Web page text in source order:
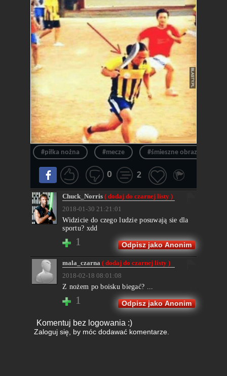
#piłka nożna #mecze #śmieszne obrazki
0 2
Chuck_Norris( dodaj do czarnej listy )
2018-01-30 21:21:01
Widzicie do czego ludzie posuwają sie dla
sportu? xdd
1 Odpisz jako Anonim
mala_czarna( dodaj do czarnej listy )
2018-02-18 08:01:08
Z nożem po boisku biegać? ...
1 Odpisz jako Anonim
Komentuj bez logowania :)
Zaloguj się, by móc dodawać komentarze.